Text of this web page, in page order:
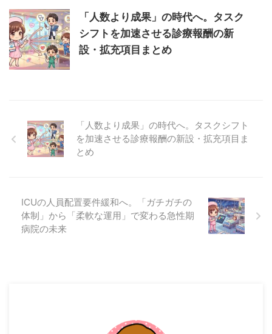
「人数より成果」の時代へ。タスク
シフトを加速させる診療報酬の新
設・拡充項目まとめ
「人数より成果」の時代へ。タスクシフト
を加速させる診療報酬の新設・拡充項目ま
とめ
ICUの人員配置要件緩和へ。「ガチガチの
体制」から「柔軟な運用」で変わる急性期
病院の未来